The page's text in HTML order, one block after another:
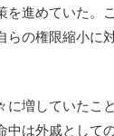
を進めていた。
らの権限縮小に
に増していたこ
中は外戚として